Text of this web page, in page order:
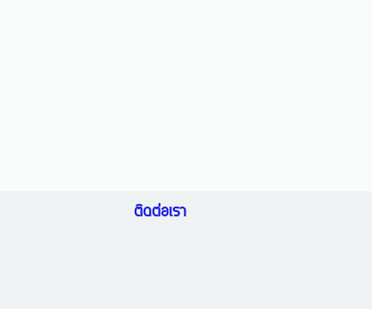
ติดต่อเรา